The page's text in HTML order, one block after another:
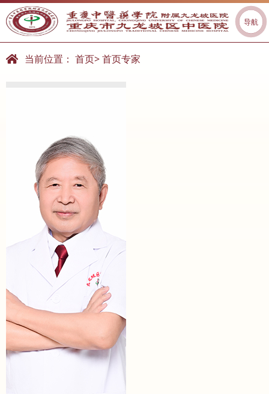
导航
当前位置： 首页>首页专家